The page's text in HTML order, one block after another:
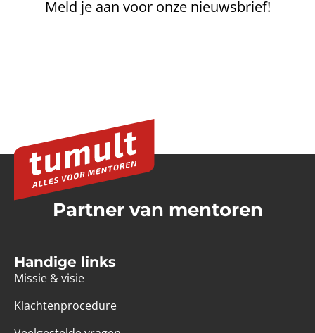
Meld je aan voor onze nieuwsbrief!
Partner van mentoren
Handige links
Missie & visie
Klachtenprocedure